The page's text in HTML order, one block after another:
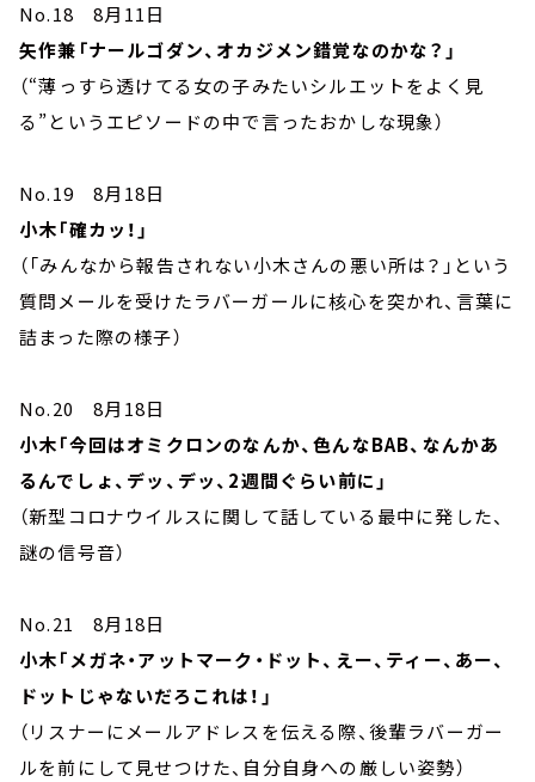
No.18 8月11日
矢作兼「ナールゴダン、オカジメン錯覚なのかな？」
（“薄っすら透けてる女の子みたいシルエットをよく見
る”というエピソードの中で言ったおかしな現象）
No.19 8月18日
小木「確カッ！」
（「みんなから報告されない小木さんの悪い所は？」という
質問メールを受けたラバーガールに核心を突かれ、言葉に
詰まった際の様子）
No.20 8月18日
小木「今回はオミクロンのなんか、色んなBAB、なんかあ
るんでしょ、デッ、デッ、2週間ぐらい前に」
（新型コロナウイルスに関して話している最中に発した、
謎の信号音）
No.21 8月18日
小木「メガネ・アットマーク・ドット、えー、ティー、あー、
ドットじゃないだろこれは！」
（リスナーにメールアドレスを伝える際、後輩ラバーガー
ルを前にして見せつけた、自分自身への厳しい姿勢）